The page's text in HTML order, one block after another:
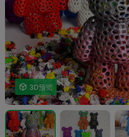
 3D预览